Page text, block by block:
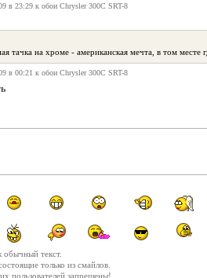
в 23:29 к обои Chrysler 300C SRT-8
тачка на хроме - американская мечта, в том
в 00:21 к обои Chrysler 300C SRT-8
обычный текст.
только из смайлов.
пользователей запрещены!